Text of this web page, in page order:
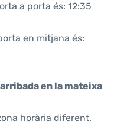
a porta és: 12:35
en mitjana és:
en la mateixa
horària diferent.